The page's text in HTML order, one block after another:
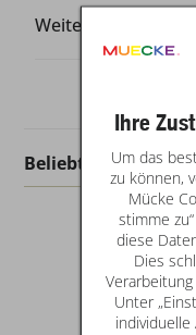
Weitere Infos
Beliebt in dieser
Ihre
Um das
zu können,
Mücke
stimme
diese
Dies
Unter
individuelle